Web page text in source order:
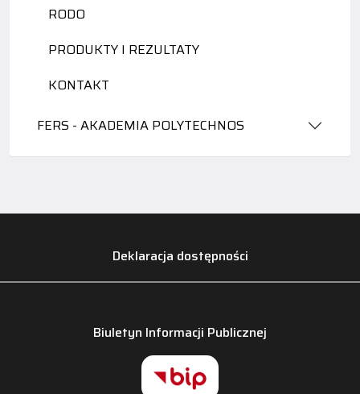
RODO
PRODUKTY I REZULTATY
KONTAKT
FERS - AKADEMIA POLYTECHNOS
Deklaracja dostępności
Biuletyn Informacji Publicznej